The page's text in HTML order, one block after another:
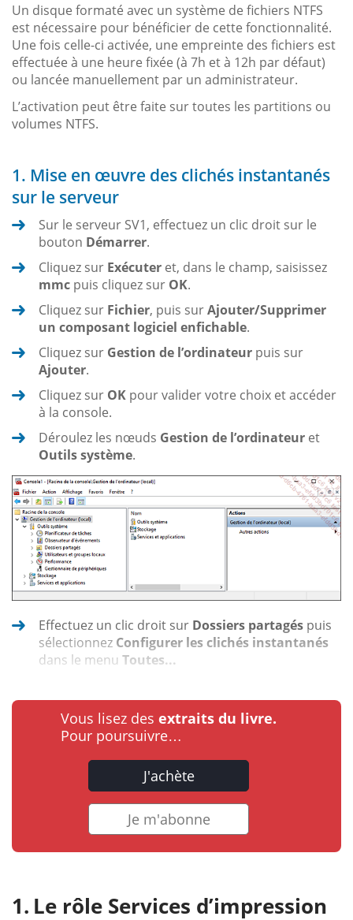
Un disque formaté avec un système de fichiers NTFS
est nécessaire pour bénéficier de cette fonctionnalité.
Une fois celle-ci activée, une empreinte des fichiers est
effectuée à une heure fixée (à 7h et à 12h par défaut)
ou lancée manuellement par un administrateur.
L’activation peut être faite sur toutes les partitions ou
volumes NTFS.
1. Mise en œuvre des clichés instantanés
sur le serveur
Sur le serveur SV1, effectuez un clic droit sur le
bouton Démarrer.
Cliquez sur Exécuter et, dans le champ, saisissez
mmc puis cliquez sur OK.
Cliquez sur Fichier, puis surAjouter/Supprimer
un composant logiciel enfichable.
Cliquez sur Gestion de l’ordinateur puis sur
Ajouter.
Cliquez sur OK pour valider votre choix et accéder
à la console.
Déroulez les nœuds Gestion de l’ordinateur et
Outils système.
Effectuez un clic droit sur Dossiers partagés puis
sélectionnez Configurer les clichés instantanés
dans le menu Toutes...
Vous lisez des extraits du livre.
Pour poursuivre…
J'achète
Je m'abonne
Le rôle Services d’impression